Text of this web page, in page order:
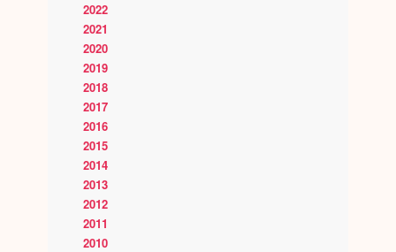
2022
2021
2020
2019
2018
2017
2016
2015
2014
2013
2012
2011
2010